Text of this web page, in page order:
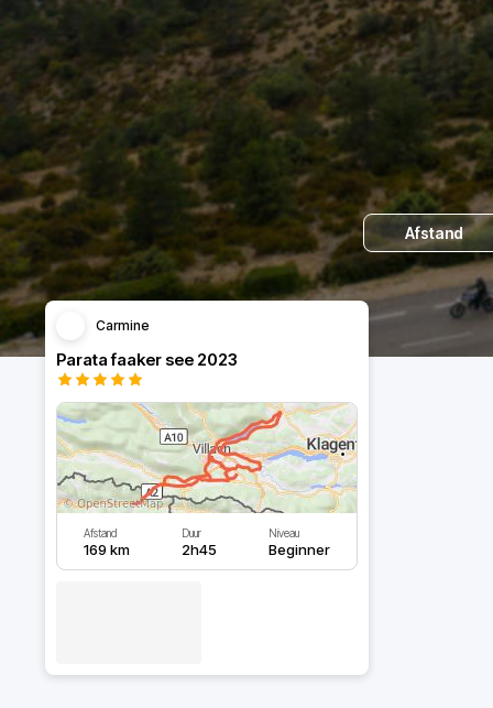
Afstand
Carmine
Parata faaker see 2023
Afstand
169 km
Duur
2h45
Niveau
Beginner